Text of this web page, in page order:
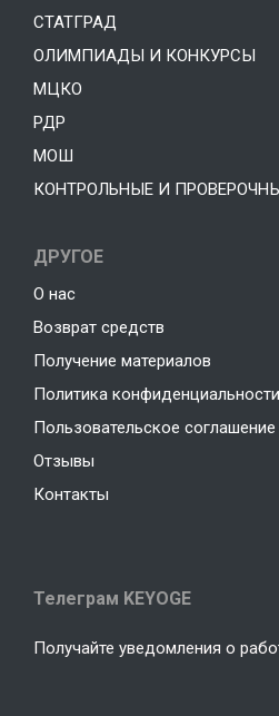
СТАТГРАД
ОЛИМПИАДЫ И КОНКУРСЫ
МЦКО
РДР
МОШ
КОНТРОЛЬНЫЕ И
ДРУГОЕ
О нас
Возврат средств
Получение материалов
Политика конфиденциальности
Пользовательское соглашение
Отзывы
Контакты
Телеграм KEYOGE
Получайте уведомления о